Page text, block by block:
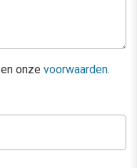
en onze voorwaarden.